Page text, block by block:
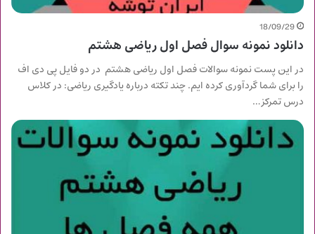
18/09/29
دانلود نمونه سوال فصل اول ریاضی هشتم
در این پست نمونه سوالات فصل اول ریاضی هشتم در دو فایل پی دی اف
را برای شما گردآوری کرده ایم. چند تکته درباره یادگیری ریاضی: در کلاس
درس تمرکز…